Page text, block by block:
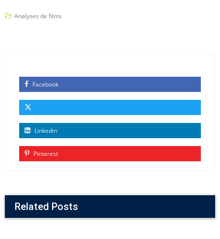
Analyses de films
Facebook
Linkedin
Pinterest
Related Posts